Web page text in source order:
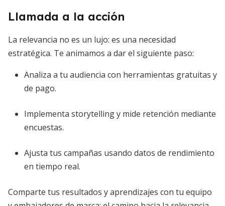
Llamada a la acción
La relevancia no es un lujo: es una necesidad
estratégica. Te animamos a dar el siguiente paso:
Analiza a tu audiencia con herramientas gratuitas y
de pago.
Implementa storytelling y mide retención mediante
encuestas.
Ajusta tus campañas usando datos de rendimiento
en tiempo real.
Comparte tus resultados y aprendizajes con tu equipo